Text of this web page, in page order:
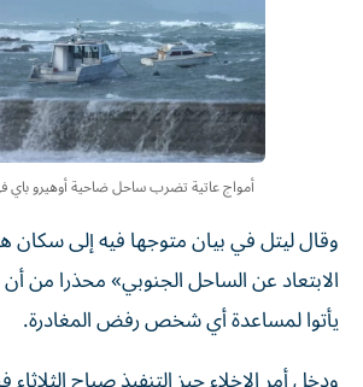
أمواج عاتية تضرب ساحل ضاحية أوهيرو باي
وقال ليتل في بيان متوجها فيه إلى سكان
الابتعاد عن الساحل الجنوبي» محذرا من
يأتوا لمساعدة أي شخص رفض المغادرة.